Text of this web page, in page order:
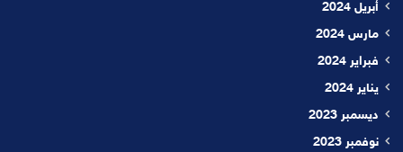
أبريل 2024
مارس 2024
فبراير 2024
يناير 2024
ديسمبر 2023
نوفمبر 2023